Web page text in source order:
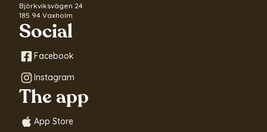
Björkviksvägen 24
185 94 Vaxholm
Social
Facebook
Instagram
The app
App Store